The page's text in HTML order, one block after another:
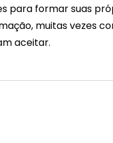
para formar suas
muitas vezes
aceitar.